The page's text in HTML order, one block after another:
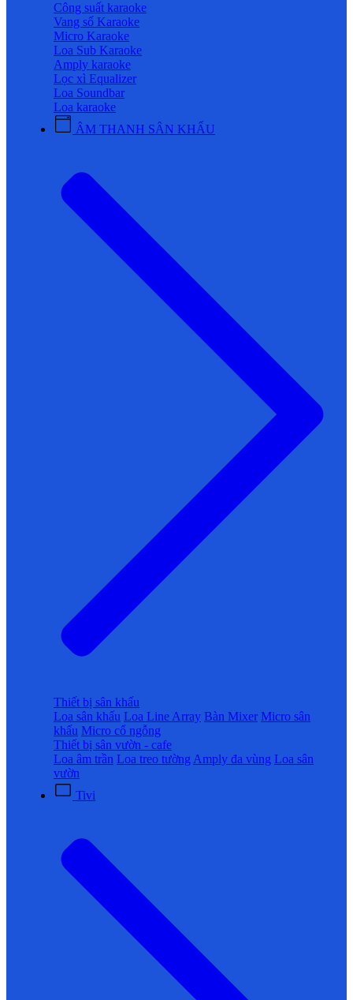
Công suất karaoke
Vang số Karaoke
Micro Karaoke
Loa Sub Karaoke
Amply karaoke
Lọc xì Equalizer
Loa Soundbar
Loa karaoke
ÂM THANH SÂN KHẤU
Thiết bị sân khấu
Loa sân khấu Loa Line Array Bàn Mixer Micro sân
khấu Micro cổ ngỗng
Thiết bị sân vườn - cafe
Loa âm trần Loa treo tường Amply đa vùng Loa sân
vườn
Tivi